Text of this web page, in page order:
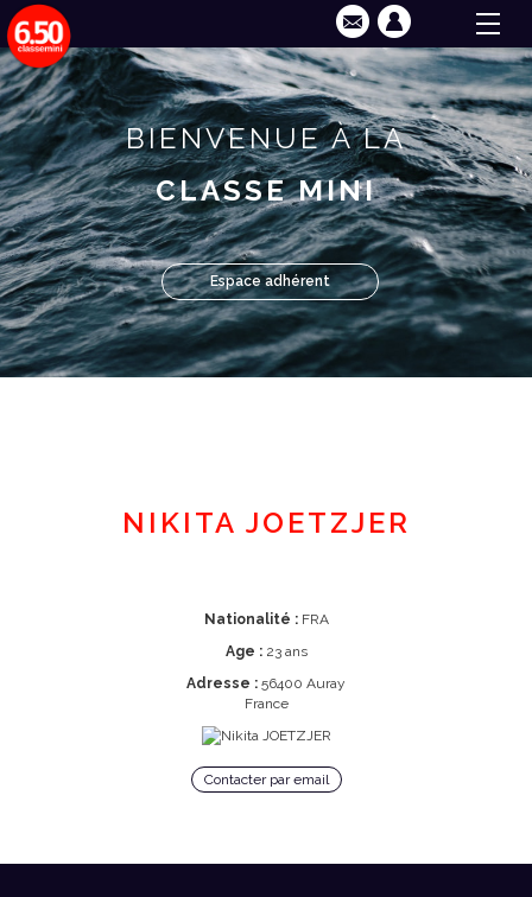
BIENVENUE À LA
CLASSE MINI
Espace adhérent
NIKITA JOETZJER
Nationalité :FRA
Age :23 ans
Adresse : 56400 Auray
France
Contacter par email